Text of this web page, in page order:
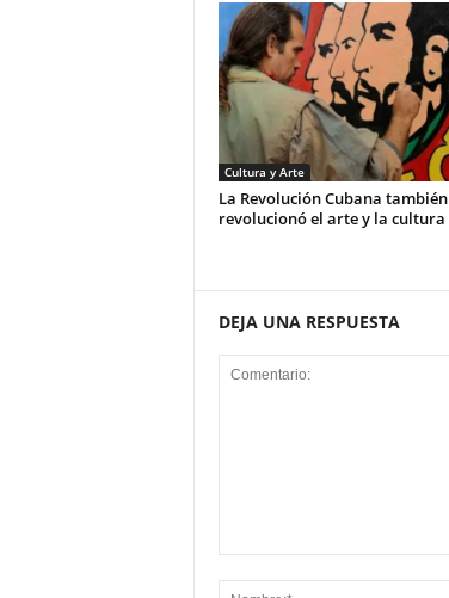
Cultura y Arte
La Revolución Cubana también
revolucionó el arte y la cultura
DEJA UNA RESPUESTA